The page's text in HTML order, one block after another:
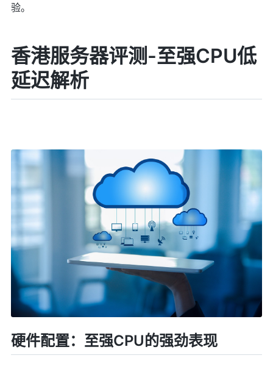
验。
香港服务器评测-至强CPU低
延迟解析
硬件配置：至强CPU的强劲表现